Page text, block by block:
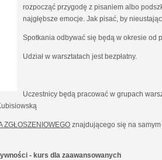
rozpocząć przygodę z pisaniem albo
najgłębsze emocje. Jak pisać, by
Spotkania odbywać się będą w okresie od
Udział w warsztatach jest bezpłatny.
Uczestnicy będą pracować w grupach
ZGŁOSZENIOWEGO znajdującego się na
- kurs dla zaawansowanych